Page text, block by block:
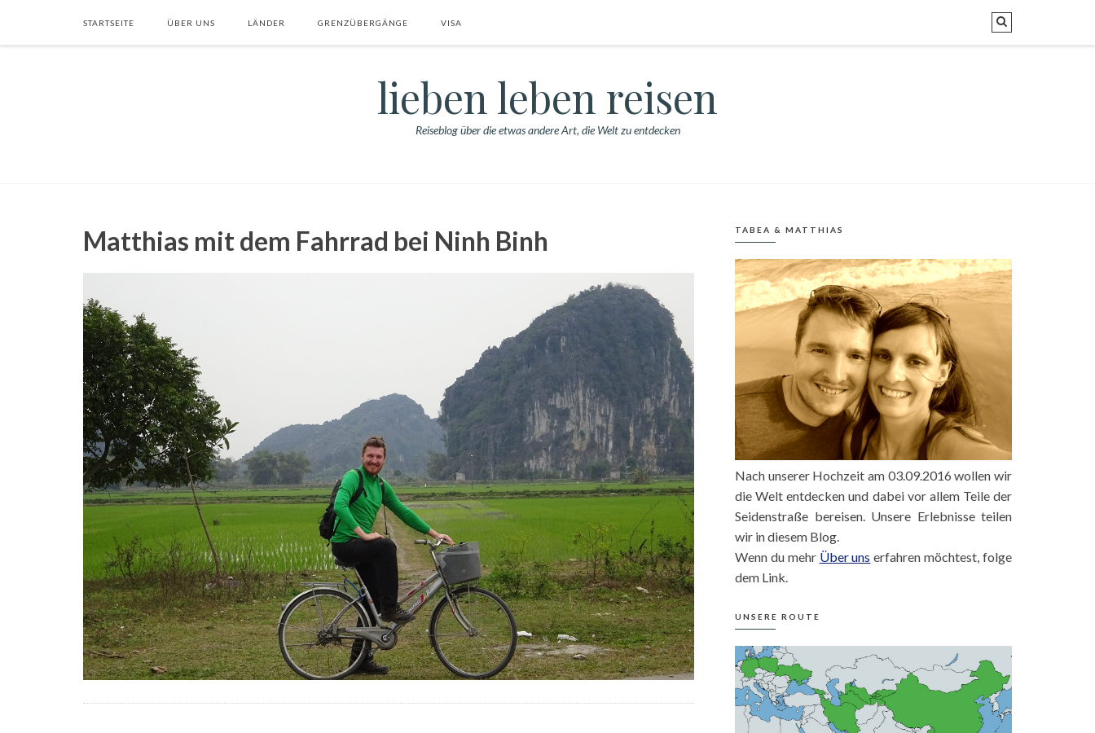
STARTSEITE ÜBER UNS LÄNDER GRENZÜBERGÄNGE VISA
lieben leben reisen
Reiseblog über die etwas andere Art, die Welt zu entdecken
Matthias mit dem Fahrrad bei Ninh Binh TABEA & MATTHIAS
Nach unserer Hochzeit am 03.09.2016 wollen wir
die Welt entdecken und dabei vor allem Teile der
Seidenstraße bereisen. Unsere Erlebnisse teilen
wir in diesem Blog.
Wenn du mehr Über uns erfahren möchtest, folge
dem Link.
UNSERE ROUTE